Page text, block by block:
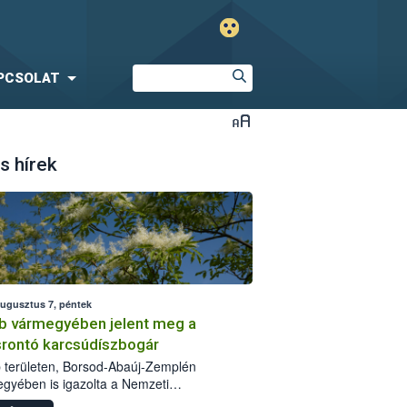
hírek
7, péntek
vármegyében jelent meg a
karcsúdíszbogár
területen, Borsod-Abaúj-Zemplén
is igazolta a Nemzeti
biztonsági Hivatal (Nébih) a